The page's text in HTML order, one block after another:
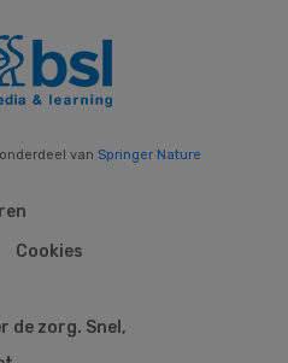
van Springer Nature
Cookies
de zorg. Snel,